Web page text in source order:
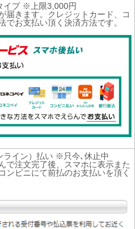
イプ ※上限3,000円
届きます。クレジットカード、コ
でお支払い頂く決済方法です。
ライン）払い ※只今､休止中
で注文完了後、スマホに表示また
ンビニにて前払のお支払いを頂く